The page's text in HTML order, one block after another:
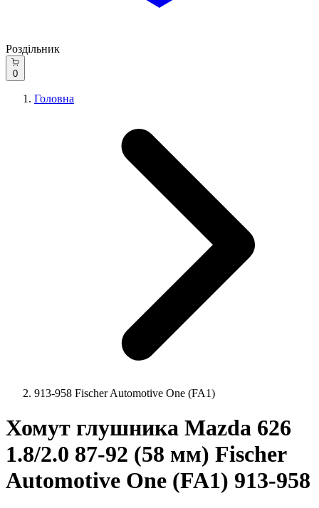
Роздільник
0
Головна
913-958 Fischer Automotive One (FA1)
Хомут глушника Mazda 626
1.8/2.0 87-92 (58 мм) Fischer
Automotive One (FA1) 913-958